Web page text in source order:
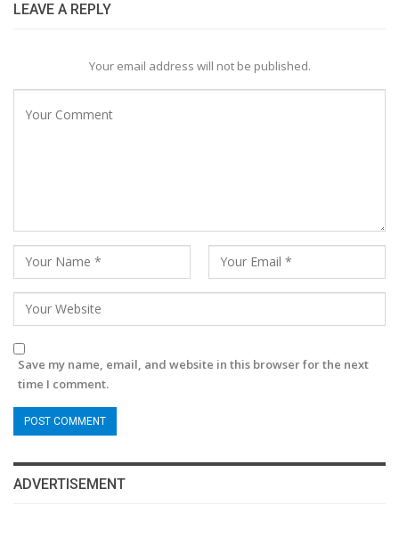
LEAVE A REPLY
Your email address will not be published.
Save my name, email, and website in this browser for the next
time I comment.
ADVERTISEMENT